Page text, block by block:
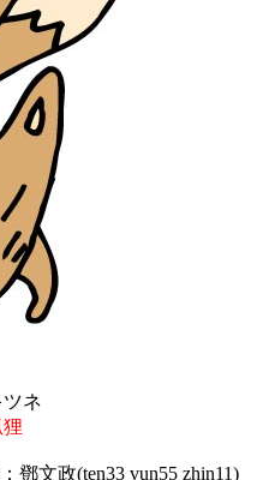
ネ
鄧文政(ten33 vun55 zhin11)